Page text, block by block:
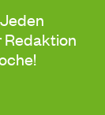
Redaktion